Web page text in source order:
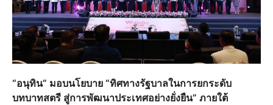
“อนุทิน” มอบนโยบาย “ทิศทางรัฐบาลในการยกระดับ
บทบาทสตรี สู่การพัฒนาประเทศอย่างยั่งยืน” ภายใต้